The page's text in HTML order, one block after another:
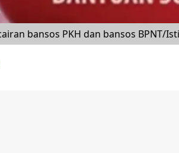
bansos PKH dan bansos BPNT/